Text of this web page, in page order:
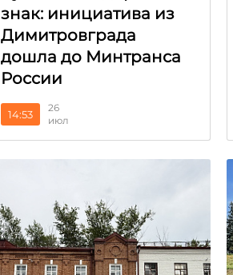
знак: инициатива из
Димитровграда
дошла до Минтранса
России
14:53
26
июл